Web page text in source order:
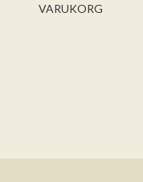
VARUKORG